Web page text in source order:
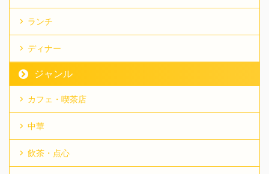
ランチ
ディナー
ジャンル
カフェ・喫茶店
中華
飲茶・点心